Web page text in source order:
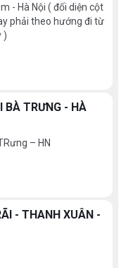
- Hà Nội ( đối diện cột
phải theo hướng đi từ
)
BÀ TRƯNG - HÀ
– HN
- THANH XUÂN -